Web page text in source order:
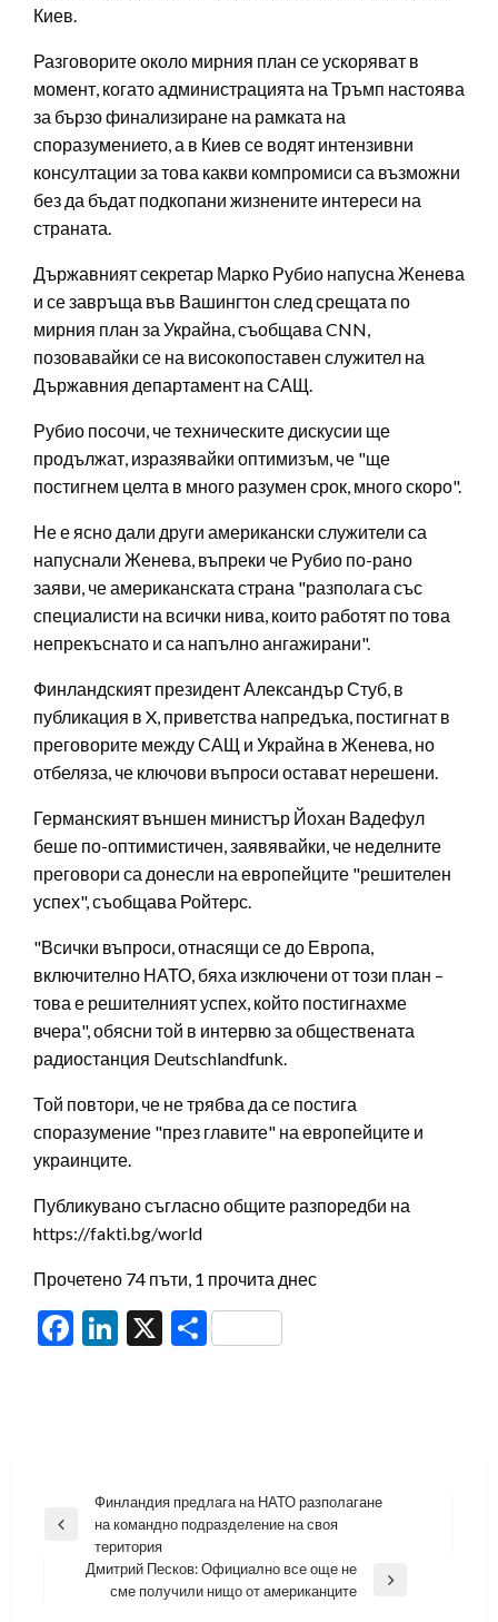
Киев.
Разговорите около мирния план се ускоряват в
момент, когато администрацията на Тръмп настоява
за бързо финализиране на рамката на
споразумението, а в Киев се водят интензивни
консултации за това какви компромиси са възможни
без да бъдат подкопани жизнените интереси на
страната.
Държавният секретар Марко Рубио напусна Женева
и се завръща във Вашингтон след срещата по
мирния план за Украйна, съобщава CNN,
позовавайки се на високопоставен служител на
Държавния департамент на САЩ.
Рубио посочи, че техническите дискусии ще
продължат, изразявайки оптимизъм, че "ще
постигнем целта в много разумен срок, много скоро".
Не е ясно дали други американски служители са
напуснали Женева, въпреки че Рубио по-рано
заяви, че американската страна "разполага със
специалисти на всички нива, които работят по това
непрекъснато и са напълно ангажирани".
Финландският президент Александър Стуб, в
публикация в X, приветства напредъка, постигнат в
преговорите между САЩ и Украйна в Женева, но
отбеляза, че ключови въпроси остават нерешени.
Германският външен министър Йохан Вадефул
беше по-оптимистичен, заявявайки, че неделните
преговори са донесли на европейците "решителен
успех", съобщава Ройтерс.
"Всички въпроси, отнасящи се до Европа,
включително НАТО, бяха изключени от този план –
това е решителният успех, който постигнахме
вчера", обясни той в интервю за обществената
радиостанция Deutschlandfunk.
Той повтори, че не трябва да се постига
споразумение "през главите" на европейците и
украинците.
Публикувано съгласно общите разпоредби на
https://fakti.bg/world
Прочетено 74 пъти, 1 прочита днес
Facebook
LinkedIn
X Share
Навигация
Previous
Финландия предлага на НАТО разполагане
на командно подразделение на своя
територия
Дмитрий Песков: Официално все още не
сме получили нищо от американците